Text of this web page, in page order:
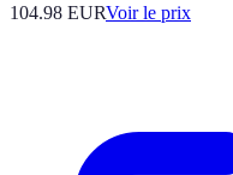
104.98 EURVoir le prix